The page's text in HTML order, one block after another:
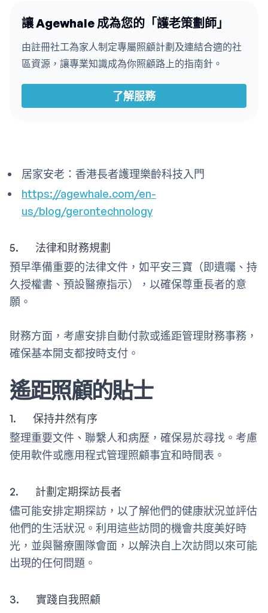
讓 Agewhale 成為您的「護老策劃師」
由註冊社工為家人制定專屬照顧計劃及連結合適的社
區資源，讓專業知識成為你照顧路上的指南針。
了解服務
居家安老：香港長者護理樂齡科技入門
https://agewhale.com/en-
us/blog/gerontechnology
5. 法律和財務規劃
預早準備重要的法律文件，如平安三寶（即遺囑、持
久授權書、預設醫療指示），以確保尊重長者的意
願。
財務方面，考慮安排自動付款或遙距管理財務事務，
確保基本開支都按時支付。
遙距照顧的貼士
1. 保持井然有序
整理重要文件、聯繫人和病歷，確保易於尋找。考慮
使用軟件或應用程式管理照顧事宜和時間表。
2. 計劃定期探訪長者
儘可能安排定期探訪，以了解他們的健康狀況並評估
他們的生活狀況。利用這些訪問的機會共度美好時
光，並與醫療團隊會面，以解決自上次訪問以來可能
出現的任何問題。
3. 實踐自我照顧